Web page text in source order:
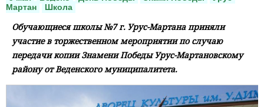
Мартан
Школа
Обучающиеся школы №7 г. Урус-Мартана приняли
участие в торжественном мероприятии по случаю
передачи копии Знамени Победы Урус-Мартановскому
району от Веденского муниципалитета.